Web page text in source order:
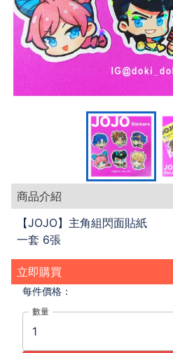
商品介紹
【JOJO】主角組閃面貼紙
一套 6張
立即購買
每件價格：
數量